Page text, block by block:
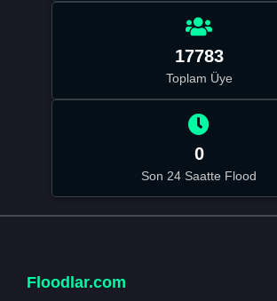
17783
Toplam Üye
0
Son 24 Saatte Flood
Floodlar.com